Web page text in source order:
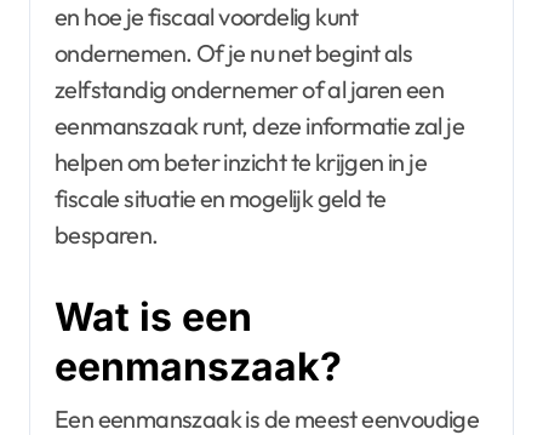
en hoe je fiscaal voordelig kunt
ondernemen. Of je nu net begint als
zelfstandig ondernemer of al jaren een
eenmanszaak runt, deze informatie zal je
helpen om beter inzicht te krijgen in je
fiscale situatie en mogelijk geld te
besparen.
Wat is een
eenmanszaak?
Een eenmanszaak is de meest eenvoudige